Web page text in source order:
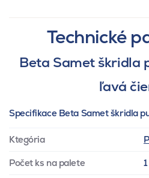
Technické
Beta Samet škridla
ľavá
Specifikace Beta Samet škridla
Ktegória
Počet ks na palete